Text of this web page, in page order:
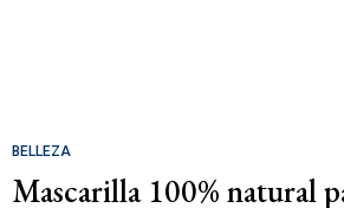
BELLEZA
Mascarilla 100% natural